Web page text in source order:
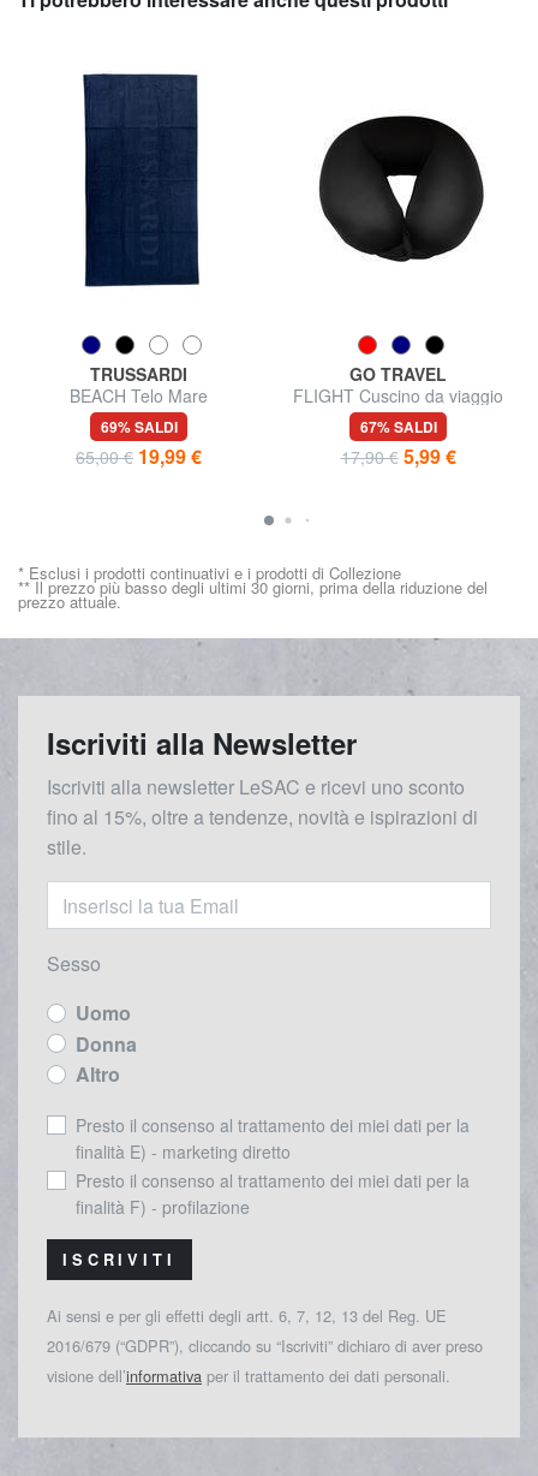
TRUSSARDI
BEACH Telo Mare
69% SALDI
65,00 € 19,99 €
GO TRAVEL
FLIGHT Cuscino da viaggio
67% SALDI
17,90 € 5,99 €
* Esclusi i prodotti continuativi e i prodotti di Collezione
** Il prezzo più basso degli ultimi 30 giorni, prima della riduzione del
prezzo attuale.
Iscriviti alla Newsletter
Iscriviti alla newsletter LeSAC e ricevi uno sconto
fino al 15%, oltre a tendenze, novità e ispirazioni di
stile.
Sesso
Uomo
Donna
Altro
Presto il consenso al trattamento dei miei dati per la
finalità E) - marketing diretto
Presto il consenso al trattamento dei miei dati per la
finalità F) - profilazione
ISCRIVITI
Ai sensi e per gli effetti degli artt. 6, 7, 12, 13 del Reg. UE
2016/679 (“GDPR”), cliccando su “Iscriviti” dichiaro di aver preso
visione dell’informativa per il trattamento dei dati personali.